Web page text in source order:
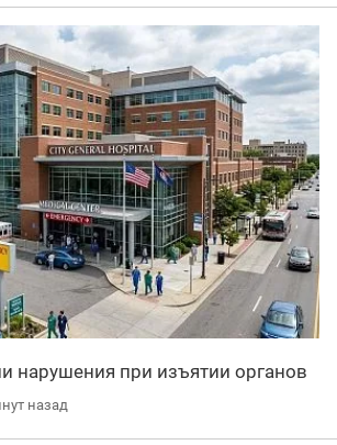
нарушения при изъятии органов
назад